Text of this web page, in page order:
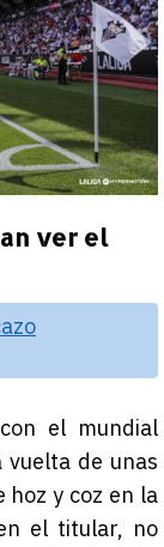
ver el
el mundial
de unas
hoz y coz en la
el titular, no